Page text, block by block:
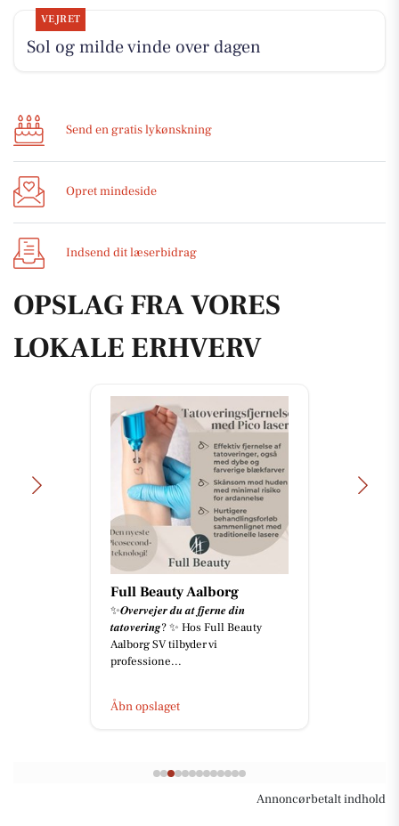
VEJRET
Sol og milde vinde over dagen
Send en gratis lykønskning
Opret mindeside
Indsend dit læserbidrag
OPSLAG FRA VORES
LOKALE ERHVERV
Full Beauty Aalborg
✨𝑶𝒗𝒆𝒓𝒗𝒆𝒋𝒆𝒓 𝒅𝒖 𝒂𝒕 𝒇𝒋𝒆𝒓𝒏𝒆 𝒅𝒊𝒏
𝒕𝒂𝒕𝒐𝒗𝒆𝒓𝒊𝒏𝒈? ✨ Hos Full Beauty
Aalborg SV tilbyder vi
professione...
Åbn opslaget
Annoncørbetalt indhold